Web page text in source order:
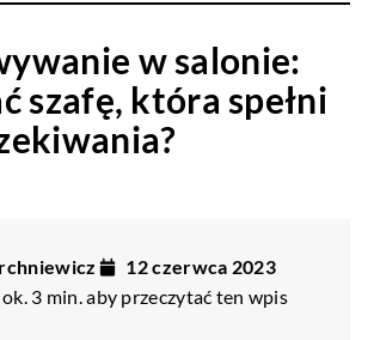
w salonie:
szafę, która spełni
12 czerwca 2023
3 min. aby przeczytać ten wpis